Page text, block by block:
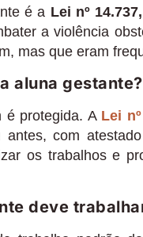
é a Lei nº
a violência
mas que eram
aluna gestante?
é protegida. A Lei
com
os trabalhos e
deve